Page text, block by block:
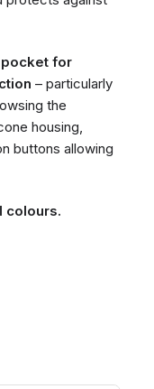
for
– particularly
the
housing,
buttons allowing
colours.